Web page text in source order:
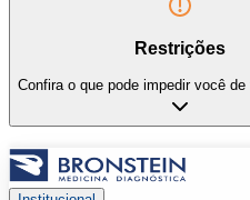
Restrições
Confira o que pode impedir você